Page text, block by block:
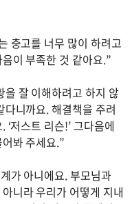
충고를 너무 많이 하려고
이 부족한 것 같아요.”
을 잘 이해하려고 하지 않
니까요. 해결책을 주려
저스트 리슨!’ 그다음에
봐 주세요.”
가 아니에요. 부모님과
니라 우리가 어떻게 지내